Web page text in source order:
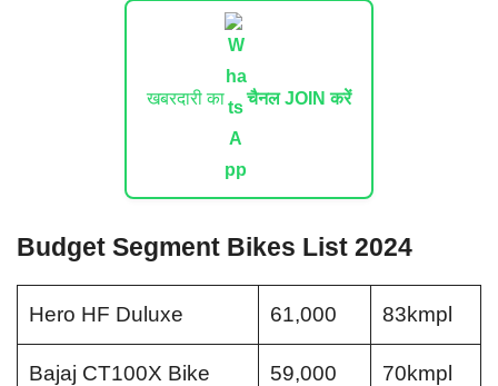
खबरदारी का चैनल JOIN करें
Budget Segment Bikes List 2024
Hero HF Duluxe 61,000 83kmpl
Bajaj CT100X Bike 59,000 70kmpl